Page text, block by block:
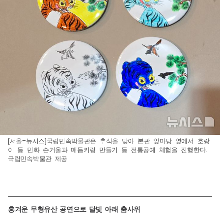
[서울=뉴시스]국립민속박물관은 추석을 맞아 본관 앞마당 옆에서 호랑
이 등 민화 손거울과 매듭키링 만들기 등 전통공예 체험을 진행한다.
국립민속박물관 제공
흥겨운 무형유산 공연으로 달빛 아래 춤사위